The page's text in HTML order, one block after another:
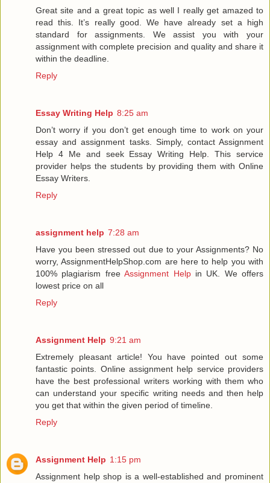
Great site and a great topic as well I really get amazed to
read this. It’s really good. We have already set a high
standard for assignments. We assist you with your
assignment with complete precision and quality and share it
within the deadline.
Reply
Essay Writing Help 8:25 am
Don’t worry if you don’t get enough time to work on your
essay and assignment tasks. Simply, contact Assignment
Help 4 Me and seek Essay Writing Help. This service
provider helps the students by providing them with Online
Essay Writers.
Reply
assignment help 7:28 am
Have you been stressed out due to your Assignments? No
worry, AssignmentHelpShop.com are here to help you with
100% plagiarism freeAssignment Helpin UK. We offers
lowest price on all
Reply
Assignment Help 9:21 am
Extremely pleasant article! You have pointed out some
fantastic points. Online assignment help service providers
have the best professional writers working with them who
can understand your specific writing needs and then help
you get that within the given period of timeline.
Reply
Assignment Help 1:15 pm
Assignment help shop is a well-established and prominent